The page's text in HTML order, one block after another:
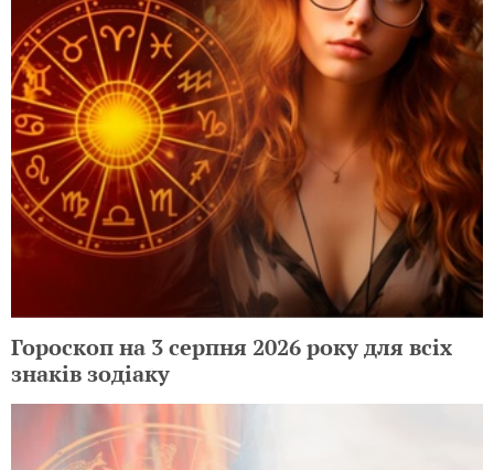
Гороскоп на 3 серпня 2026 року для всіх
знаків зодіаку